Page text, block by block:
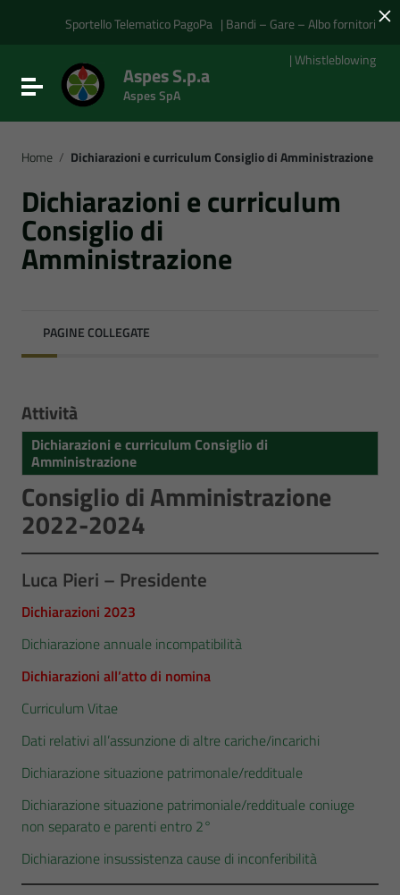
Vai al menu di navigazione
Sportello Telematico PagoPa | Bandi – Gare – Albo fornitori
| Whistleblowing
Attiva / disattiva la navigazione
Aspes S.p.a
Aspes SpA
Home / Dichiarazioni e curriculum Consiglio di Amministrazione
Dichiarazioni e curriculum
Consiglio di
Amministrazione
PAGINE COLLEGATE
Attività
Dichiarazioni e curriculum Consiglio di
Amministrazione
Consiglio di Amministrazione
2022-2024
Luca Pieri – Presidente
Dichiarazioni 2023
Dichiarazione annuale incompatibilità
Dichiarazioni all’atto di nomina
Curriculum Vitae
Dati relativi all’assunzione di altre cariche/incarichi
Dichiarazione situazione patrimonale/reddituale
Dichiarazione situazione patrimoniale/reddituale coniuge
non separato e parenti entro 2°
Dichiarazione insussistenza cause di inconferibilità
×